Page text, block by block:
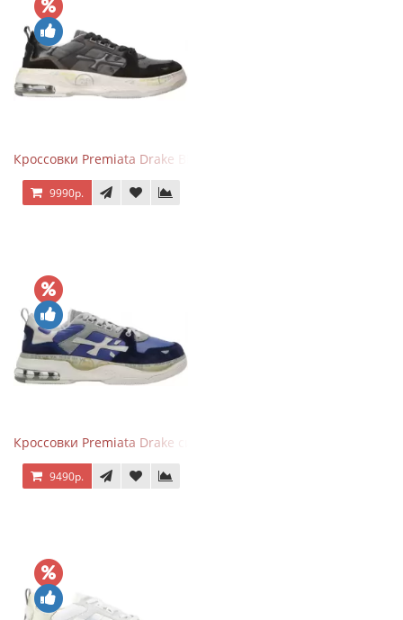
Кроссовки Premiata Drake Black Gray
9990р.
Кроссовки Premiata Drake синие с серым
9490р.